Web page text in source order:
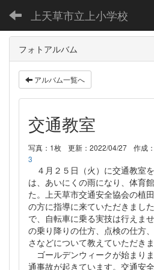
上天草市立上小学校
フォトアルバム
アルバム一覧へ
交通教室
写真：1枚 更新：2022/04/27 作成
3
４月２５日（火）に交通教室
は、あいにくの雨になり、体育
た。上天草市交通安全協会の植
の方に指導に来ていただきまし
で、自転車に乗る実技は行えま
の乗り降りの仕方、点検の仕方
さなどについて教えていただきま
ゴールデンウィークが始まり
通事故が起きています。交通安